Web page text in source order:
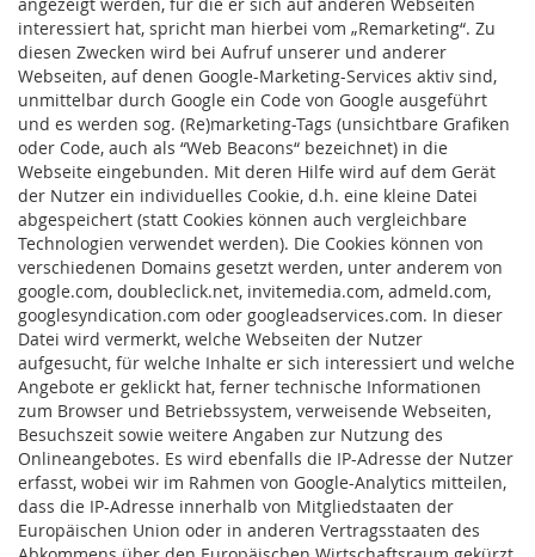
interessiert hat, spricht man hierbei vom „Remarketing“. Zu
diesen Zwecken wird bei Aufruf unserer und anderer
Webseiten, auf denen Google-Marketing-Services aktiv sind,
unmittelbar durch Google ein Code von Google ausgeführt
und es werden sog. (Re)marketing-Tags (unsichtbare Grafiken
oder Code, auch als “Web Beacons“ bezeichnet) in die
Webseite eingebunden. Mit deren Hilfe wird auf dem Gerät
der Nutzer ein individuelles Cookie, d.h. eine kleine Datei
abgespeichert (statt Cookies können auch vergleichbare
Technologien verwendet werden). Die Cookies können von
verschiedenen Domains gesetzt werden, unter anderem von
google.com, doubleclick.net, invitemedia.com, admeld.com,
googlesyndication.com oder googleadservices.com. In dieser
Datei wird vermerkt, welche Webseiten der Nutzer
aufgesucht, für welche Inhalte er sich interessiert und welche
Angebote er geklickt hat, ferner technische Informationen
zum Browser und Betriebssystem, verweisende Webseiten,
Besuchszeit sowie weitere Angaben zur Nutzung des
Onlineangebotes. Es wird ebenfalls die IP-Adresse der Nutzer
erfasst, wobei wir im Rahmen von Google-Analytics mitteilen,
dass die IP-Adresse innerhalb von Mitgliedstaaten der
Europäischen Union oder in anderen Vertragsstaaten des